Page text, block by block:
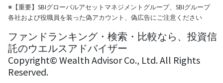
※【重要】SBIグローバルアセットマネジメントグループ、SBIグループ
各社および役職員を装った偽アカウント、偽広告にご注意ください
ファンドランキング・検索・比較なら、投資信
託のウエルスアドバイザー
Copyright© Wealth Advisor Co., Ltd. All Rights
Reserved.